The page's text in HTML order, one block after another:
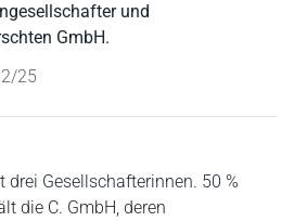
und
GmbH.
25
drei Gesellschafterinnen. 50 %
die C. GmbH, deren